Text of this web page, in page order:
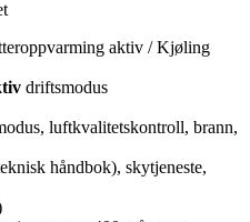
aktiv / Kjøling
driftsmodus
luftkvalitetskontroll, brann,
håndbok), skytjeneste,